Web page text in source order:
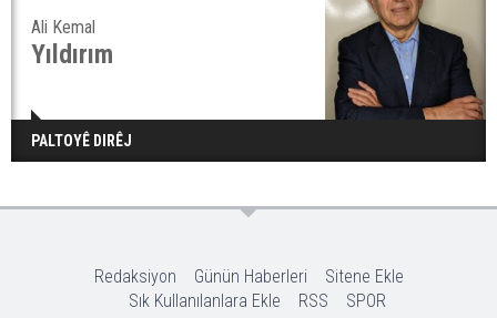
Ali Kemal
Yıldırım
PALTOYÊ DIRÊJ
Redaksiyon Günün Haberleri
Sitene Ekle
Sık Kullanılanlara Ekle
RSS SPOR